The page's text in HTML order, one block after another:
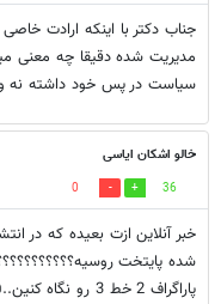
جناب دکتر با اینکه ارادت
مدیریت شده دقیقا چه معنی
سیاست در پس خود داشته نه
خالو اشکان ایاسی
36
0
خبر آنلاین ازت بعیده که در
شده پایتخت